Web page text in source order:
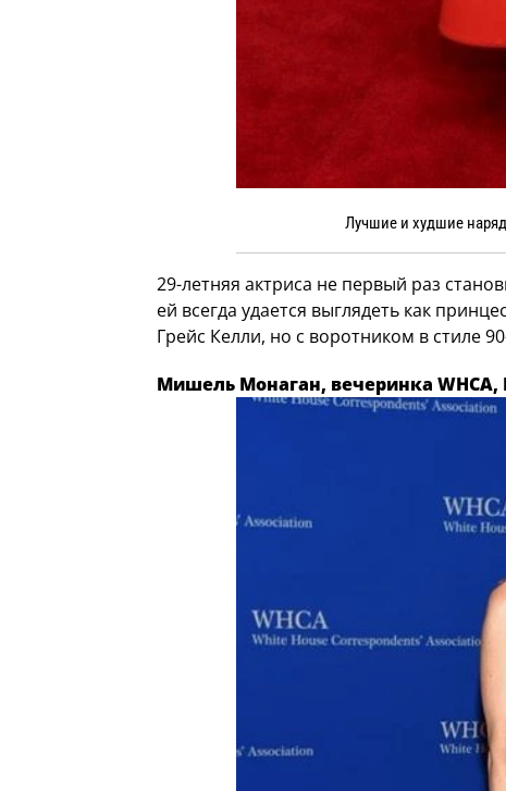
Лучшие и худшие
29-летняя актриса не первый раз
ей всегда удается выглядеть как
Грейс Келли, но с воротником в стиле
Мишель Монаган, вечеринка